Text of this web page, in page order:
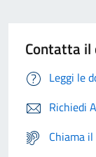
Contatta il
Leggi le
Richiedi
Chiama